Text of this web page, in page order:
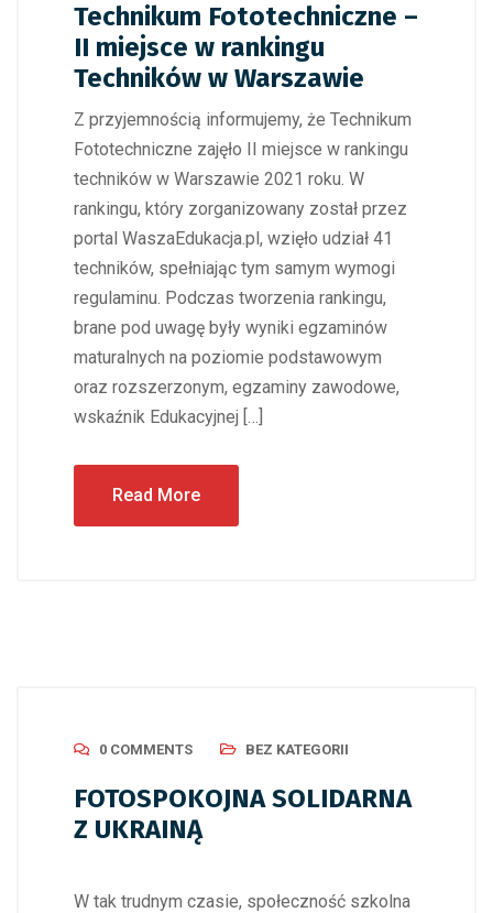
Technikum Fototechniczne –
II miejsce w rankingu
Techników w Warszawie
Z przyjemnością informujemy, że Technikum
Fototechniczne zajęło II miejsce w rankingu
techników w Warszawie 2021 roku. W
rankingu, który zorganizowany został przez
portal WaszaEdukacja.pl, wzięło udział 41
techników, spełniając tym samym wymogi
regulaminu. Podczas tworzenia rankingu,
brane pod uwagę były wyniki egzaminów
maturalnych na poziomie podstawowym
oraz rozszerzonym, egzaminy zawodowe,
wskaźnik Edukacyjnej […]
Read More
0 COMMENTS BEZ KATEGORII
FOTOSPOKOJNA SOLIDARNA
Z UKRAINĄ
W tak trudnym czasie, społeczność szkolna